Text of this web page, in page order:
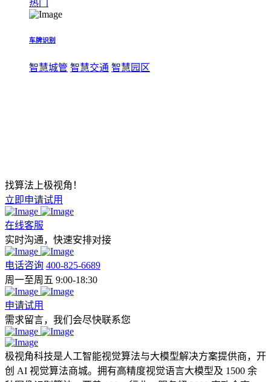
热门
车牌识别
智慧城管 智慧交通 智慧园区
找算法上极视角！
立即申请试用
在线客服
实时沟通，快速安排对接
电话咨询 400-825-6689
周一至周五 9:00-18:30
申请试用
需求留言，我们会尽快联系您
极视角科技是人工智能视觉算法与大模型解决方案提供商，开
创 AI 视觉算法商城。拥有高精度视觉语言大模型及 1500 余